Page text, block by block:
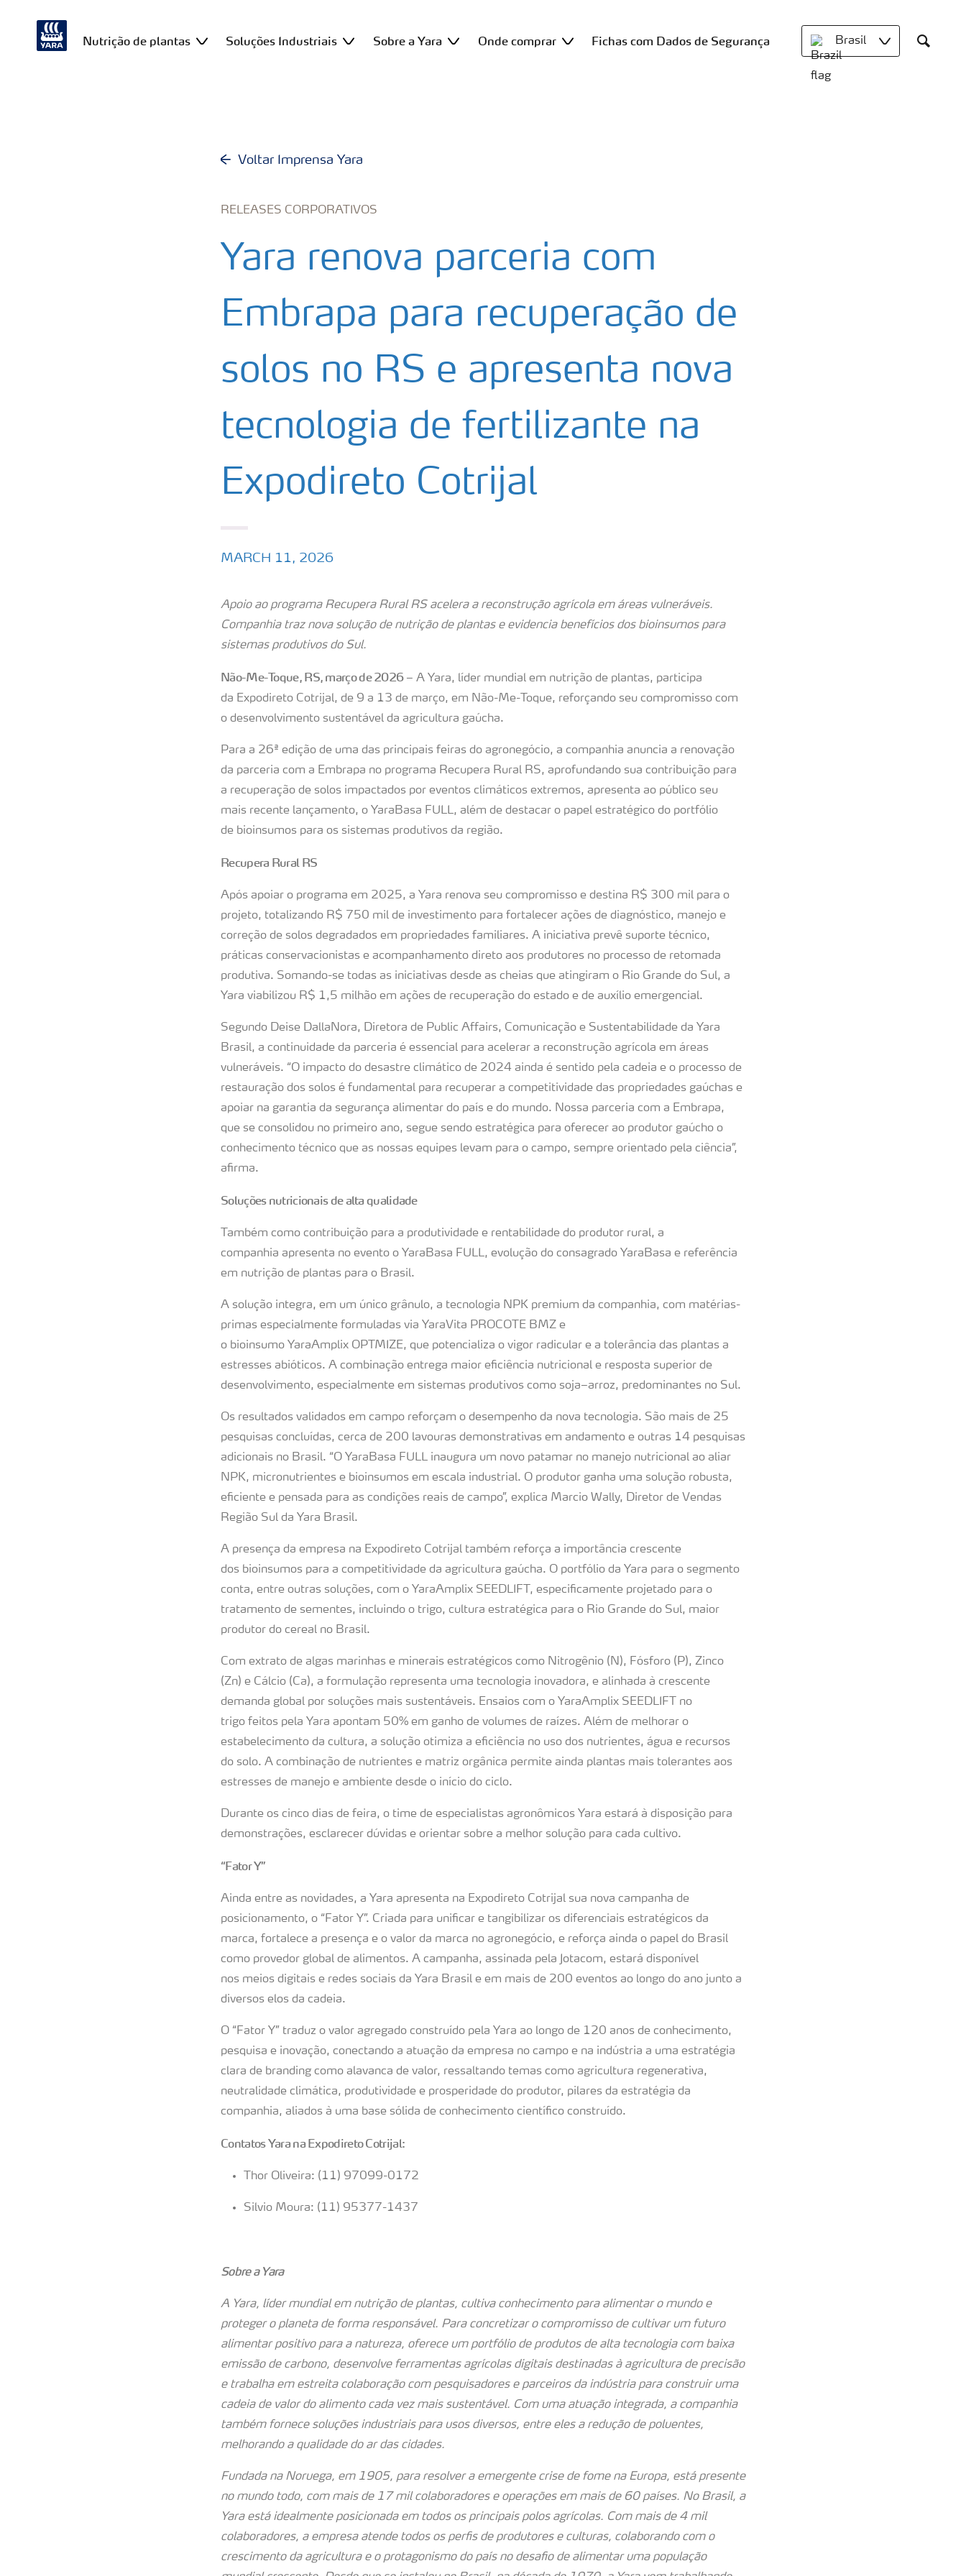
Nutrição de plantas Soluções Industriais Sobre a Yara Onde comprar Fichas com Dados de Segurança Brasil
Search
Voltar Imprensa Yara
RELEASES CORPORATIVOS
Yara renova parceria com
Embrapa para recuperação de
solos no RS e apresenta nova
tecnologia de fertilizante na
Expodireto Cotrijal
MARCH 11, 2026
Apoio ao programa Recupera Rural RS acelera a reconstrução agrícola em áreas vulneráveis.
Companhia traz nova solução de nutrição de plantas e evidencia benefícios dos bioinsumos para
sistemas produtivos do Sul.
Não-Me-Toque, RS, março de 2026– A Yara, líder mundial em nutrição de plantas, participa
da Expodireto Cotrijal, de 9 a 13 de março, em Não-Me-Toque, reforçando seu compromisso com
o desenvolvimento sustentável da agricultura gaúcha.
Para a 26ª edição de uma das principais feiras do agronegócio, a companhia anuncia a renovação
da parceria com a Embrapa no programa Recupera Rural RS, aprofundando sua contribuição para
a recuperação de solos impactados por eventos climáticos extremos, apresenta ao público seu
mais recente lançamento, o YaraBasa FULL, além de destacar o papel estratégico do portfólio
de bioinsumos para os sistemas produtivos da região.
Recupera Rural RS
Após apoiar o programa em 2025, a Yara renova seu compromisso e destina R$ 300 mil para o
projeto, totalizando R$ 750 mil de investimento para fortalecer ações de diagnóstico, manejo e
correção de solos degradados em propriedades familiares. A iniciativa prevê suporte técnico,
práticas conservacionistas e acompanhamento direto aos produtores no processo de retomada
produtiva. Somando-se todas as iniciativas desde as cheias que atingiram o Rio Grande do Sul, a
Yara viabilizou R$ 1,5 milhão em ações de recuperação do estado e de auxílio emergencial.
Segundo Deise DallaNora, Diretora de Public Affairs, Comunicação e Sustentabilidade da Yara
Brasil, a continuidade da parceria é essencial para acelerar a reconstrução agrícola em áreas
vulneráveis. “O impacto do desastre climático de 2024 ainda é sentido pela cadeia e o processo de
restauração dos solos é fundamental para recuperar a competitividade das propriedades gaúchas e
apoiar na garantia da segurança alimentar do país e do mundo. Nossa parceria com a Embrapa,
que se consolidou no primeiro ano, segue sendo estratégica para oferecer ao produtor gaúcho o
conhecimento técnico que as nossas equipes levam para o campo, sempre orientado pela ciência”,
afirma.
Soluções nutricionais de alta qualidade
Também como contribuição para a produtividade e rentabilidade do produtor rural, a
companhia apresenta no evento o YaraBasa FULL, evolução do consagrado YaraBasa e referência
em nutrição de plantas para o Brasil.
A solução integra, em um único grânulo, a tecnologia NPK premium da companhia, com matérias-
primas especialmente formuladas via YaraVita PROCOTE BMZ e
o bioinsumo YaraAmplix OPTMIZE, que potencializa o vigor radicular e a tolerância das plantas a
estresses abióticos. A combinação entrega maior eficiência nutricional e resposta superior de
desenvolvimento, especialmente em sistemas produtivos como soja–arroz, predominantes no Sul.
Os resultados validados em campo reforçam o desempenho da nova tecnologia. São mais de 25
pesquisas concluídas, cerca de 200 lavouras demonstrativas em andamento e outras 14 pesquisas
adicionais no Brasil. “O YaraBasa FULL inaugura um novo patamar no manejo nutricional ao aliar
NPK, micronutrientes e bioinsumos em escala industrial. O produtor ganha uma solução robusta,
eficiente e pensada para as condições reais de campo”, explica Marcio Wally, Diretor de Vendas
Região Sul da Yara Brasil.
A presença da empresa na Expodireto Cotrijal também reforça a importância crescente
dos bioinsumos para a competitividade da agricultura gaúcha. O portfólio da Yara para o segmento
conta, entre outras soluções, com o YaraAmplix SEEDLIFT, especificamente projetado para o
tratamento de sementes, incluindo o trigo, cultura estratégica para o Rio Grande do Sul, maior
produtor do cereal no Brasil.
Com extrato de algas marinhas e minerais estratégicos como Nitrogênio (N), Fósforo (P), Zinco
(Zn) e Cálcio (Ca), a formulação representa uma tecnologia inovadora, e alinhada à crescente
demanda global por soluções mais sustentáveis. Ensaios com o YaraAmplix SEEDLIFT no
trigo feitos pela Yara apontam 50% em ganho de volumes de raízes. Além de melhorar o
estabelecimento da cultura, a solução otimiza a eficiência no uso dos nutrientes, água e recursos
do solo. A combinação de nutrientes e matriz orgânica permite ainda plantas mais tolerantes aos
estresses de manejo e ambiente desde o início do ciclo.
Durante os cinco dias de feira, o time de especialistas agronômicos Yara estará à disposição para
demonstrações, esclarecer dúvidas e orientar sobre a melhor solução para cada cultivo.
“Fator Y”
Ainda entre as novidades, a Yara apresenta na Expodireto Cotrijal sua nova campanha de
posicionamento, o “Fator Y”. Criada para unificar e tangibilizar os diferenciais estratégicos da
marca, fortalece a presença e o valor da marca no agronegócio, e reforça ainda o papel do Brasil
como provedor global de alimentos. A campanha, assinada pela Jotacom, estará disponível
nos meios digitais e redes sociais da Yara Brasil e em mais de 200 eventos ao longo do ano junto a
diversos elos da cadeia.
O “Fator Y” traduz o valor agregado construído pela Yara ao longo de 120 anos de conhecimento,
pesquisa e inovação, conectando a atuação da empresa no campo e na indústria a uma estratégia
clara de branding como alavanca de valor, ressaltando temas como agricultura regenerativa,
neutralidade climática, produtividade e prosperidade do produtor, pilares da estratégia da
companhia, aliados à uma base sólida de conhecimento científico construído.
Contatos Yara na Expodireto Cotrijal:
Thor Oliveira: (11) 97099-0172
Silvio Moura: (11) 95377-1437
Sobre a Yara
A Yara, líder mundial em nutrição de plantas, cultiva conhecimento para alimentar o mundo e
proteger o planeta de forma responsável. Para concretizar o compromisso de cultivar um futuro
alimentar positivo para a natureza, oferece um portfólio de produtos de alta tecnologia com baixa
emissão de carbono, desenvolve ferramentas agrícolas digitais destinadas à agricultura de precisão
e trabalha em estreita colaboração com pesquisadores e parceiros da indústria para construir uma
cadeia de valor do alimento cada vez mais sustentável. Com uma atuação integrada, a companhia
também fornece soluções industriais para usos diversos, entre eles a redução de poluentes,
melhorando a qualidade do ar das cidades.
Fundada na Noruega, em 1905, para resolver a emergente crise de fome na Europa, está presente
no mundo todo, com mais de 17 mil colaboradores e operações em mais de 60 países. No Brasil, a
Yara está idealmente posicionada em todos os principais polos agrícolas. Com mais de 4 mil
colaboradores, a empresa atende todos os perfis de produtores e culturas, colaborando com o
crescimento da agricultura e o protagonismo do país no desafio de alimentar uma população